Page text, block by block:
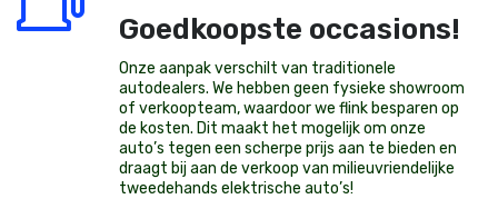
Goedkoopste occasions!
Onze aanpak verschilt van traditionele
autodealers. We hebben geen fysieke showroom
of verkoopteam, waardoor we flink besparen op
de kosten. Dit maakt het mogelijk om onze
auto’s tegen een scherpe prijs aan te bieden en
draagt bij aan de verkoop van milieuvriendelijke
tweedehands elektrische auto’s!